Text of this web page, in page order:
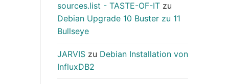
sources.list - TASTE-OF-IT zu
Debian Upgrade 10 Buster zu 11
Bullseye
JARVIS zu Debian Installation von
InfluxDB2